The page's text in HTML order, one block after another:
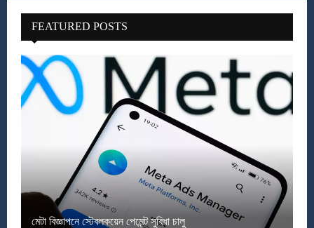
FEATURED POSTS
মেটা বিজ্ঞাপনে স্টেবলকয়েন পেমেন্ট সুবিধা চালু